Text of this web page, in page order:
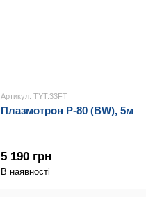
Артикул: TYT.33FT
Плазмотрон P-80 (BW), 5м
5 190 грн
В наявності